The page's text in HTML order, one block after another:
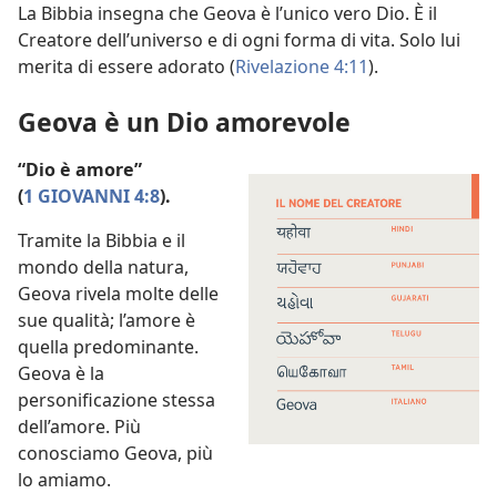
La Bibbia insegna che Geova è l’unico vero Dio. È il
Creatore dell’universo e di ogni forma di vita. Solo lui
merita di essere adorato (Rivelazione 4:11).
Geova è un Dio amorevole
“Dio è amore”
(1 GIOVANNI 4:8).
Tramite la Bibbia e il
mondo della natura,
Geova rivela molte delle
sue qualità; l’amore è
quella predominante.
Geova è la
personificazione stessa
dell’amore. Più
conosciamo Geova, più
lo amiamo.